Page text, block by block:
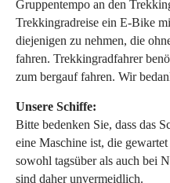
Gruppentempo an den
Trekkingradreise ein E-Bike
diejenigen zu nehmen, die
fahren. Trekkingradfahrer
zum bergauf fahren. Wir
Unsere Schiffe:
Bitte bedenken Sie, dass das
eine Maschine ist, die
sowohl tagsüber als auch bei
sind daher unvermeidlich.